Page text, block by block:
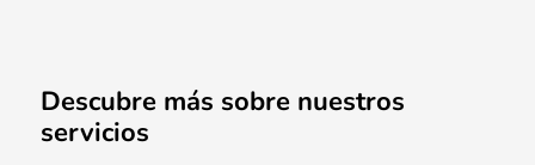
Descubre más sobre nuestros
servicios